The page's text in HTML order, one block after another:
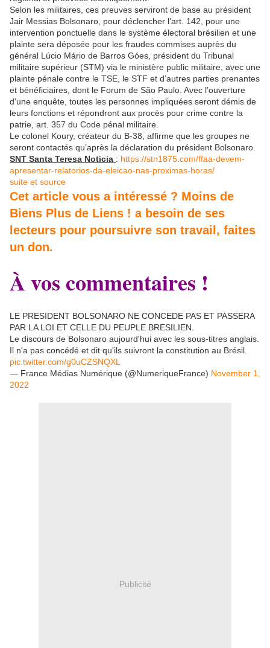
Selon les militaires, ces preuves serviront de base au président
Jair Messias Bolsonaro, pour déclencher l’art. 142, pour une
intervention ponctuelle dans le système électoral brésilien et une
plainte sera déposée pour les fraudes commises auprès du
général Lúcio Mário de Barros Góes, président du Tribunal
militaire supérieur (STM) via le ministère public militaire, avec une
plainte pénale contre le TSE, le STF et d’autres parties prenantes
et bénéficiaires, dont le Forum de São Paulo. Avec l’ouverture
d’une enquête, toutes les personnes impliquées seront démis de
leurs fonctions et répondront aux procès pour crime contre la
patrie, art. 357 du Code pénal militaire.
Le colonel Koury, créateur du B-38, affirme que les groupes ne
seront contactés qu’après la déclaration du président Bolsonaro.
SNT Santa Teresa Noticia : https://stn1875.com/ffaa-devem-
apresentar-relatorios-da-eleicao-nas-proximas-horas/
suite et source
Cet article vous a intéressé ? Moins de
Biens Plus de Liens ! a besoin de ses
lecteurs pour poursuivre son travail, faites
un don.
À vos commentaires !
LE PRESIDENT BOLSONARO NE CONCEDE PAS ET PASSERA
PAR LA LOI ET CELLE DU PEUPLE BRESILIEN.
Le discours de Bolsonaro aujourd'hui avec les sous-titres anglais.
Il n'a pas concédé et dit qu'ils suivront la constitution au Brésil.
pic.twitter.com/g0uCZSNQXL
— France Médias Numérique (@NumeriqueFrance) November 1,
2022
Publicité